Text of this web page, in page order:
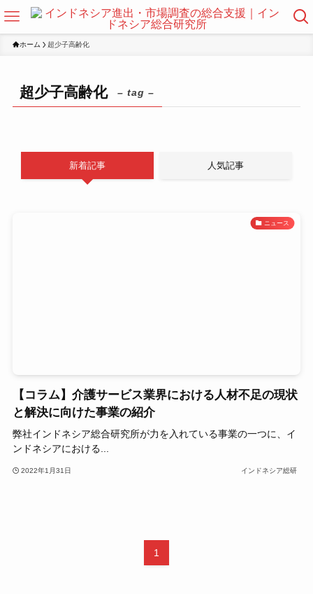
ホーム 超少子高齢化
超少子高齢化 – tag –
新着記事 人気記事
ニュース
【コラム】介護サービス業界における人材不足の現状
と解決に向けた事業の紹介
弊社インドネシア総合研究所が力を入れている事業の一つに、イ
ンドネシアにおける...
2022年1月31日 インドネシア総研
1